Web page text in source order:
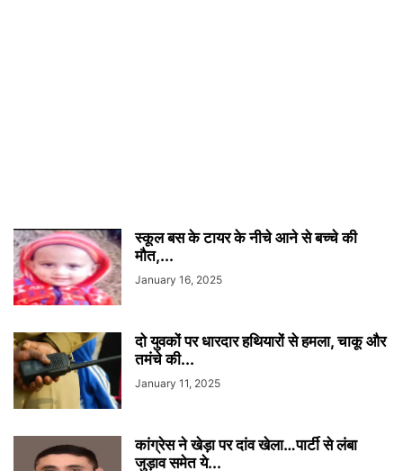
स्कूल बस के टायर के नीचे आने से बच्चे की
मौत,...
January 16, 2025
दो युवकों पर धारदार हथियारों से हमला, चाकू और
तमंचे की...
January 11, 2025
कांग्रेस ने खेड़ा पर दांव खेला…पार्टी से लंबा
जुड़ाव समेत ये...